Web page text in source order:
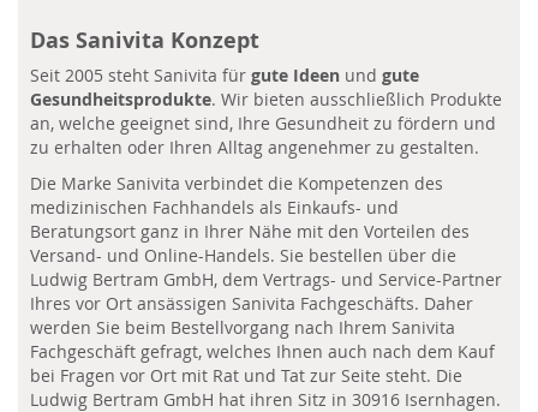
Das Sanivita Konzept
Seit 2005 steht Sanivita für gute Ideen und gute
Gesundheitsprodukte. Wir bieten ausschließlich Produkte
an, welche geeignet sind, Ihre Gesundheit zu fördern und
zu erhalten oder Ihren Alltag angenehmer zu gestalten.
Die Marke Sanivita verbindet die Kompetenzen des
medizinischen Fachhandels als Einkaufs- und
Beratungsort ganz in Ihrer Nähe mit den Vorteilen des
Versand- und Online-Handels. Sie bestellen über die
Ludwig Bertram GmbH, dem Vertrags- und Service-Partner
Ihres vor Ort ansässigen Sanivita Fachgeschäfts. Daher
werden Sie beim Bestellvorgang nach Ihrem Sanivita
Fachgeschäft gefragt, welches Ihnen auch nach dem Kauf
bei Fragen vor Ort mit Rat und Tat zur Seite steht. Die
Ludwig Bertram GmbH hat ihren Sitz in 30916 Isernhagen.